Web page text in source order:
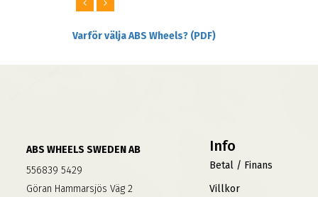
Varför välja ABS Wheels? (PDF)
ABS WHEELS SWEDEN AB
556839 5429
Göran Hammarsjös Väg 2
Info
Betal / Finans
Villkor